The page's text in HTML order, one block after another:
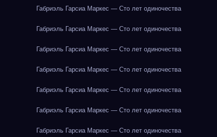
Габриэль Гарсиа Маркес — Сто лет одиночества
Габриэль Гарсиа Маркес — Сто лет одиночества
Габриэль Гарсиа Маркес — Сто лет одиночества
Габриэль Гарсиа Маркес — Сто лет одиночества
Габриэль Гарсиа Маркес — Сто лет одиночества
Габриэль Гарсиа Маркес — Сто лет одиночества
Габриэль Гарсиа Маркес — Сто лет одиночества